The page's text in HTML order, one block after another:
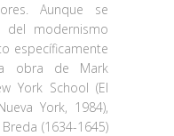
Aunque se
del modernismo
específicamente
obra de Mark
York School (El
York, 1984),
(1634-1645)